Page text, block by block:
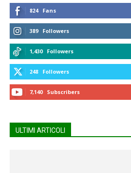
824 Fans
389 Followers
1,430 Followers
248 Followers
7,140 Subscribers
ULTIMI ARTICOLI